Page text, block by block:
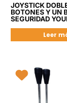
JOYSTICK
BOTONES Y UN
SEGURIDAD
Leer